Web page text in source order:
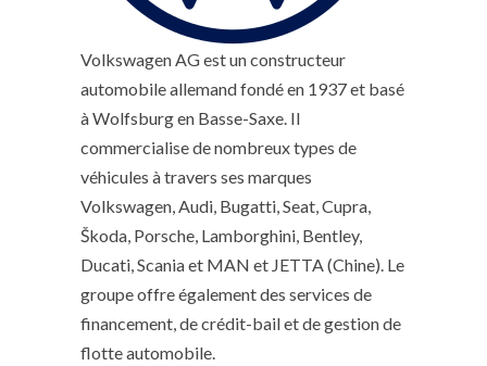
Volkswagen AG est un constructeur
automobile allemand fondé en 1937 et basé
à Wolfsburg en Basse-Saxe. Il
commercialise de nombreux types de
véhicules à travers ses marques
Volkswagen, Audi, Bugatti, Seat, Cupra,
Škoda, Porsche, Lamborghini, Bentley,
Ducati, Scania et MAN et JETTA (Chine). Le
groupe offre également des services de
financement, de crédit-bail et de gestion de
flotte automobile.